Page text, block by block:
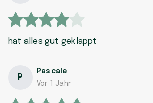
hat alles gut geklappt
P
Pascale
Vor 1 Jahr